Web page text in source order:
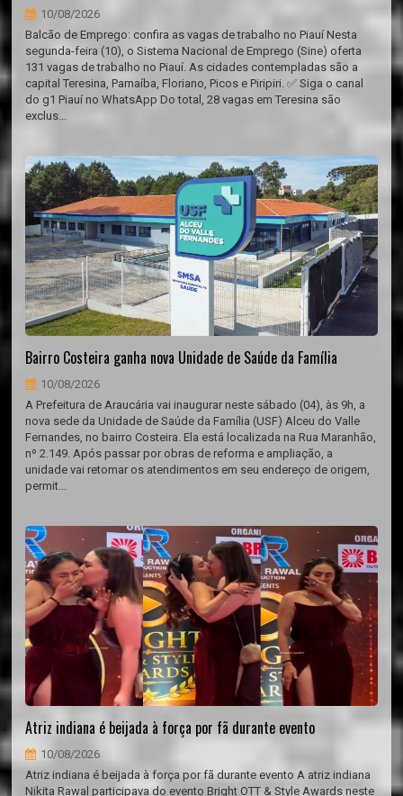
10/08/2026
Balcão de Emprego: confira as vagas de trabalho no Piauí Nesta
segunda-feira (10), o Sistema Nacional de Emprego (Sine) oferta
131 vagas de trabalho no Piauí. As cidades contempladas são a
capital Teresina, Parnaíba, Floriano, Picos e Piripiri. ✅ Siga o canal
do g1 Piauí no WhatsApp Do total, 28 vagas em Teresina são
exclus...
Bairro Costeira ganha nova Unidade de Saúde da Família
10/08/2026
A Prefeitura de Araucária vai inaugurar neste sábado (04), às 9h, a
nova sede da Unidade de Saúde da Família (USF) Alceu do Valle
Fernandes, no bairro Costeira. Ela está localizada na Rua Maranhão,
nº 2.149. Após passar por obras de reforma e ampliação, a
unidade vai retomar os atendimentos em seu endereço de origem,
permit...
Atriz indiana é beijada à força por fã durante evento
10/08/2026
Atriz indiana é beijada à força por fã durante evento A atriz indiana
Nikita Rawal participava do evento Bright OTT & Style Awards neste